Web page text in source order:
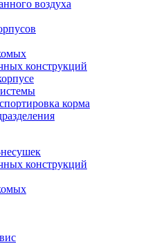
воздуха
конструкций
корма
конструкций